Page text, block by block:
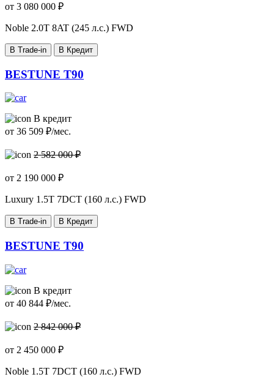
от 3 080 000 ₽
Noble 2.0T 8AT (245 л.с.) FWD
В Trade-in В Кредит
BESTUNE T90
В кредит
от 36 509 ₽/мес.
2 582 000 ₽
от 2 190 000 ₽
Luxury 1.5T 7DCT (160 л.с.) FWD
В Trade-in В Кредит
BESTUNE T90
В кредит
от 40 844 ₽/мес.
2 842 000 ₽
от 2 450 000 ₽
Noble 1.5T 7DCT (160 л.с.) FWD